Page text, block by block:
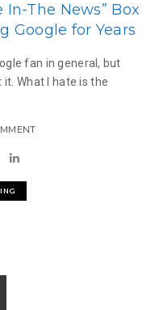
The News” Box
Google for Years
fan in general, but
What I hate is the